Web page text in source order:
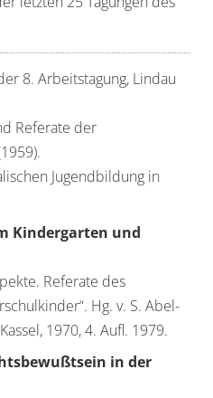
8. Arbeitstagung, Lindau
Referate der
Jugendbildung in
Kindergarten und
Referate des
Hg. v. S. Abel-
1970, 4. Aufl. 1979.
in der